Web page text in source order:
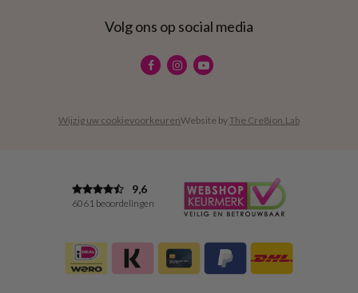
Volg ons op social media
Wijzig uw cookievoorkeurenWebsite byThe Cre8ion.Lab
9,6
6061 beoordelingen